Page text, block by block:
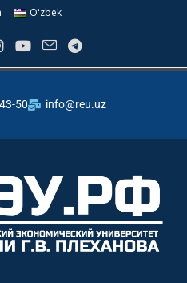
Oʻzbek
50 info@reu.uz